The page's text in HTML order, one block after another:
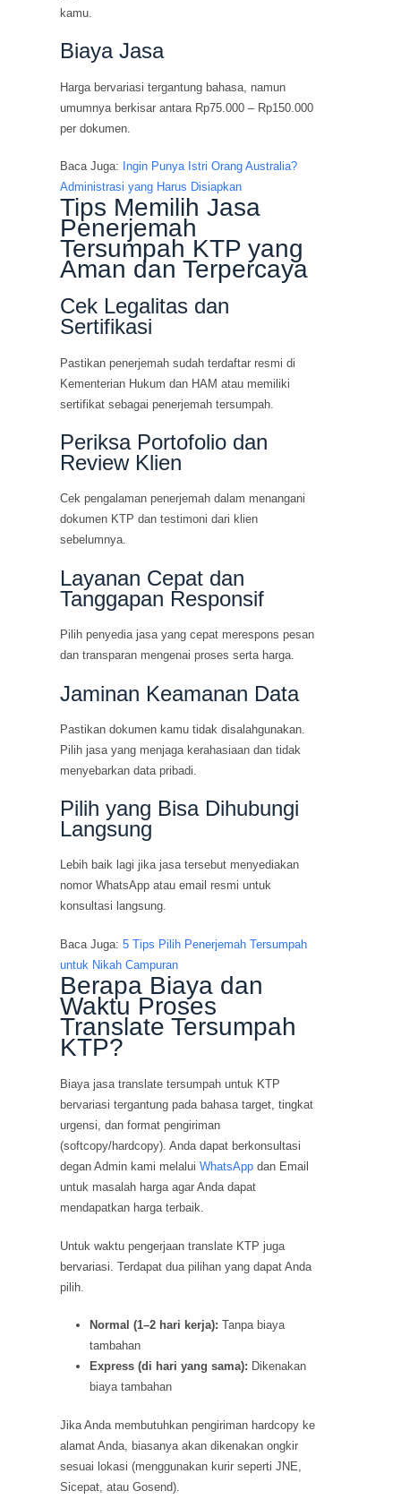
kamu.
Biaya Jasa
Harga bervariasi tergantung bahasa, namun
umumnya berkisar antara Rp75.000 – Rp150.000
per dokumen.
Baca Juga: Ingin Punya Istri Orang Australia?
Administrasi yang Harus Disiapkan
Tips Memilih Jasa
Penerjemah
Tersumpah KTP yang
Aman dan Terpercaya
Cek Legalitas dan
Sertifikasi
Pastikan penerjemah sudah terdaftar resmi di
Kementerian Hukum dan HAM atau memiliki
sertifikat sebagai penerjemah tersumpah.
Periksa Portofolio dan
Review Klien
Cek pengalaman penerjemah dalam menangani
dokumen KTP dan testimoni dari klien
sebelumnya.
Layanan Cepat dan
Tanggapan Responsif
Pilih penyedia jasa yang cepat merespons pesan
dan transparan mengenai proses serta harga.
Jaminan Keamanan Data
Pastikan dokumen kamu tidak disalahgunakan.
Pilih jasa yang menjaga kerahasiaan dan tidak
menyebarkan data pribadi.
Pilih yang Bisa Dihubungi
Langsung
Lebih baik lagi jika jasa tersebut menyediakan
nomor WhatsApp atau email resmi untuk
konsultasi langsung.
Baca Juga:5 Tips Pilih Penerjemah Tersumpah
untuk Nikah Campuran
Berapa Biaya dan
Waktu Proses
Translate Tersumpah
KTP?
Biaya jasa translate tersumpah untuk KTP
bervariasi tergantung pada bahasa target, tingkat
urgensi, dan format pengiriman
(softcopy/hardcopy). Anda dapat berkonsultasi
degan Admin kami melaluiWhatsApp dan Email
untuk masalah harga agar Anda dapat
mendapatkan harga terbaik.
Untuk waktu pengerjaan translate KTP juga
bervariasi. Terdapat dua pilihan yang dapat Anda
pilih.
Normal (1–2 hari kerja): Tanpa biaya
tambahan
Express (di hari yang sama): Dikenakan
biaya tambahan
Jika Anda membutuhkan pengiriman hardcopy ke
alamat Anda, biasanya akan dikenakan ongkir
sesuai lokasi (menggunakan kurir seperti JNE,
Sicepat, atau Gosend).